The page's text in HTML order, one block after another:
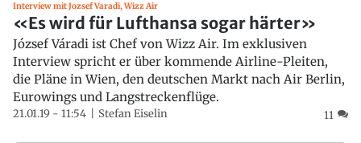
Interview mit Jozsef Varadi, Wizz Air
«Es wird für Lufthansa sogar härter»
József Váradi ist Chef von Wizz Air. Im exklusiven
Interview spricht er über kommende Airline-Pleiten,
die Pläne in Wien, den deutschen Markt nach Air Berlin,
Eurowings und Langstreckenflüge.
21.01.19 - 11:54 Stefan Eiselin 11